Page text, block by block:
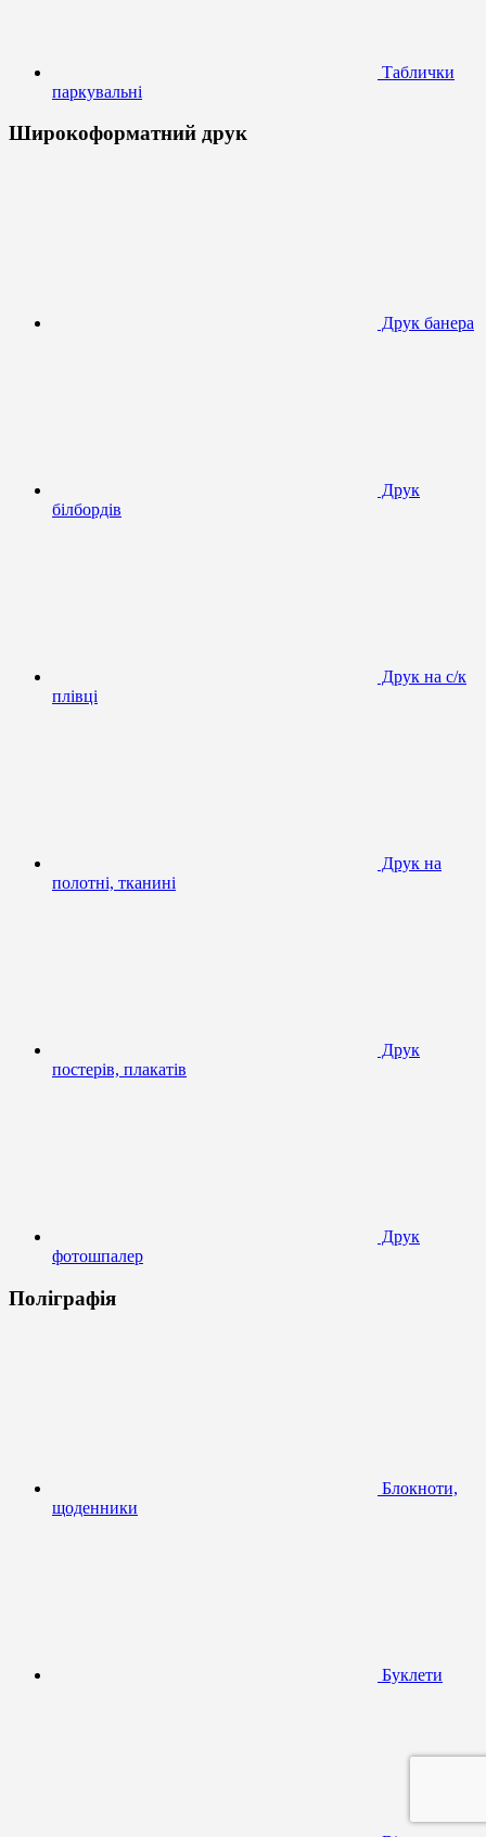
Таблички
паркувальні
Широкоформатний друк
Друк банера
Друк
білбордів
Друк на с/к
плівці
Друк на
полотні, тканині
Друк
постерів, плакатів
Друк
фотошпалер
Поліграфія
Блокноти,
щоденники
Буклети